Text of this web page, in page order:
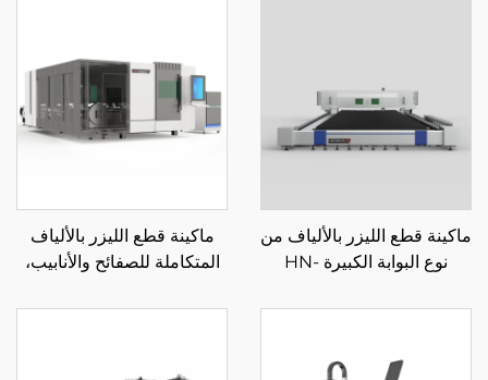
ماكينة قطع الليزر بالألياف من
نوع البوابة الكبيرة HN-
ماكينة قطع الليزر بالألياف
المتكاملة للصفائح والأنابيب،